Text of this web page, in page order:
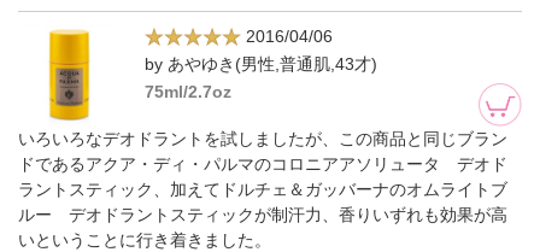
2016/04/06
by あやゆき(男性,普通肌,43才)
75ml/2.7oz
いろいろなデオドラントを試しましたが、この商品と同じブラン
ドであるアクア・ディ・パルマのコロニアアソリュータ デオド
ラントスティック、加えてドルチェ＆ガッバーナのオムライトブ
ルー デオドラントスティックが制汗力、香りいずれも効果が高
いということに行き着きました。